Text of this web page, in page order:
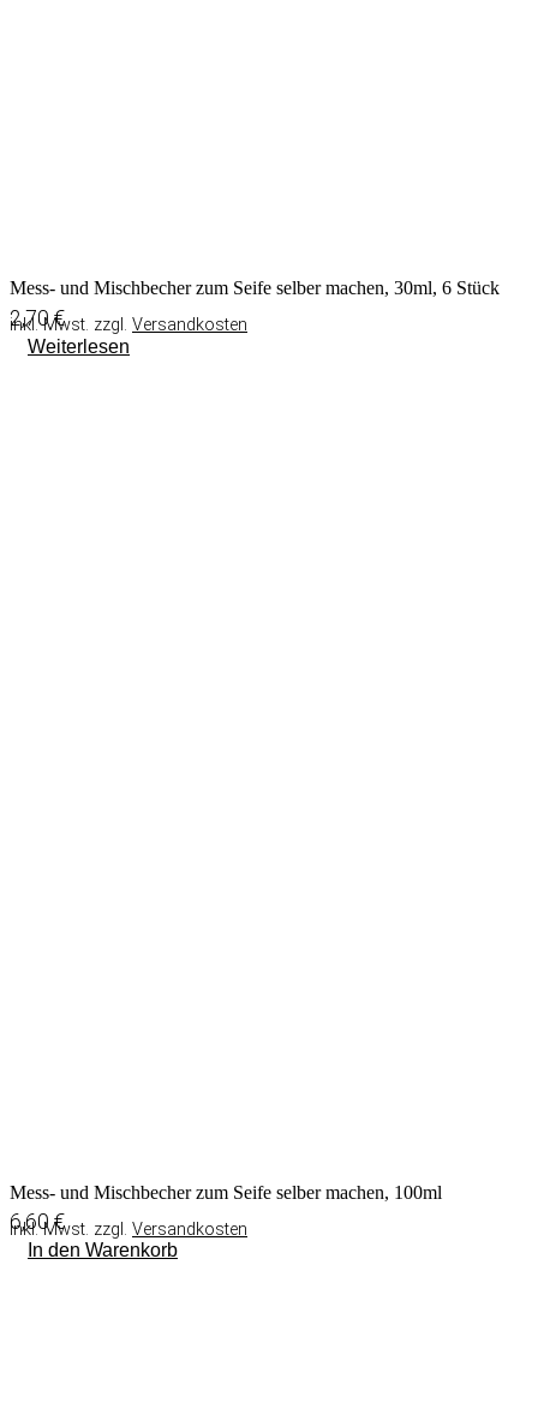
Mess- und Mischbecher zum Seife selber machen, 30ml, 6 Stück
2,70€
inkl. Mwst. zzgl. Versandkosten
Weiterlesen
Mess- und Mischbecher zum Seife selber machen, 100ml
6,60€
inkl. Mwst. zzgl. Versandkosten
In den Warenkorb